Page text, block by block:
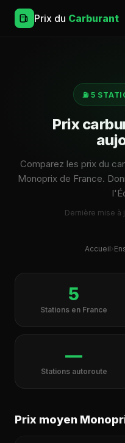
Prix du Carburant
⛽ 5
Prix
Comparez les prix du
Monoprix de France.
Dernière mise à
Accueil›
5
Stations en France
—
Stations autoroute
Prix moyen